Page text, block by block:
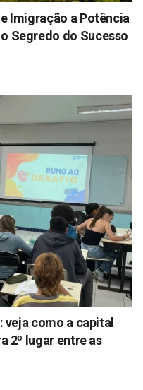
Imigração a Potência
Segredo do Sucesso
veja como a capital
2º lugar entre as